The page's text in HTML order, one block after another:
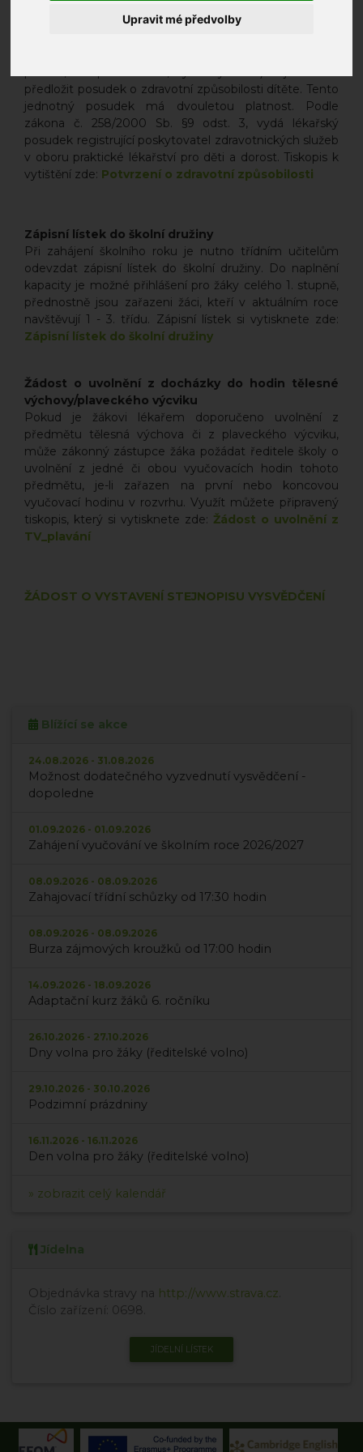
Upravit mé předvolby
sjednocený tiskopis
předložit posudek o zdravotní způsobilosti dítěte. Tento
jednotný posudek má dvouletou platnost. Podle
zákona č. 258/2000 Sb. §9 odst. 3, vydá lékařský
posudek registrující poskytovatel zdravotnických služeb
v oboru praktické lékařství pro děti a dorost. Tiskopis k
vytištění zde: Potvrzení o zdravotní způsobilosti
Zápisní lístek do školní družiny
Při zahájení školního roku je nutno třídním učitelům
odevzdat zápisní lístek do školní družiny. Do naplnění
kapacity je možné přihlášení pro žáky celého 1. stupně,
přednostně jsou zařazeni žáci, kteří v aktuálním roce
navštěvují 1 - 3. třídu. Zápisní lístek si vytisknete zde:
Zápisní lístek do školní družiny
Žádost o uvolnění z docházky do hodin tělesné
výchovy/plaveckého výcviku
Pokud je žákovi lékařem doporučeno uvolnění z
předmětu tělesná výchova či z plaveckého výcviku,
může zákonný zástupce žáka požádat ředitele školy o
uvolnění z jedné či obou vyučovacích hodin tohoto
předmětu, je-li zařazen na první nebo koncovou
vyučovací hodinu v rozvrhu. Využít můžete připravený
tiskopis, který si vytisknete zde: Žádost o uvolnění z
TV_plavání
ŽÁDOST O VYSTAVENÍ STEJNOPISU VYSVĚDČENÍ
Blížící se akce
24.08.2026 - 31.08.2026
Možnost dodatečného vyzvednutí vysvědčení -
dopoledne
01.09.2026 - 01.09.2026
Zahájení vyučování ve školním roce 2026/2027
08.09.2026 - 08.09.2026
Zahajovací třídní schůzky od 17:30 hodin
08.09.2026 - 08.09.2026
Burza zájmových kroužků od 17:00 hodin
14.09.2026 - 18.09.2026
Adaptační kurz žáků 6. ročníku
26.10.2026 - 27.10.2026
Dny volna pro žáky (ředitelské volno)
29.10.2026 - 30.10.2026
Podzimní prázdniny
16.11.2026 - 16.11.2026
Den volna pro žáky (ředitelské volno)
» zobrazit celý kalendář
Jídelna
Objednávka stravy na http://www.strava.cz
Číslo zařízení: 0698.
JÍDELNÍ LÍSTEK